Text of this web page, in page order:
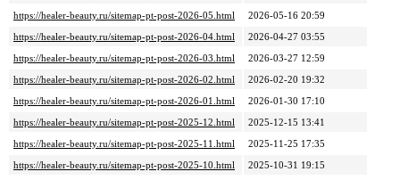
https://healer-beauty.ru/sitemap-pt-post-2026-05.html
2026-05-16 20:59
https://healer-beauty.ru/sitemap-pt-post-2026-04.html
2026-04-27 03:55
https://healer-beauty.ru/sitemap-pt-post-2026-03.html
2026-03-27 12:59
https://healer-beauty.ru/sitemap-pt-post-2026-02.html
2026-02-20 19:32
https://healer-beauty.ru/sitemap-pt-post-2026-01.html
2026-01-30 17:10
https://healer-beauty.ru/sitemap-pt-post-2025-12.html
2025-12-15 13:41
https://healer-beauty.ru/sitemap-pt-post-2025-11.html
2025-11-25 17:35
https://healer-beauty.ru/sitemap-pt-post-2025-10.html
2025-10-31 19:15